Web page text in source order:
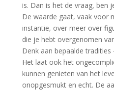
is. Dan is het de vraag, ben
De waarde gaat, vaak voor
instantie, over meer over
die je hebt overgenomen
Denk aan bepaalde tradities
Het laat ook het
kunnen genieten van het
onopgesmukt en echt. De